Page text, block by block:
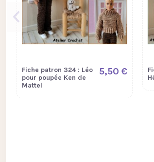
Fiche patron 324 : Léo
pour poupée Ken de
Mattel
5,50 €